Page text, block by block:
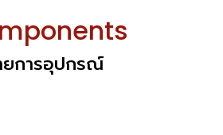
ยการอุปกรณ์